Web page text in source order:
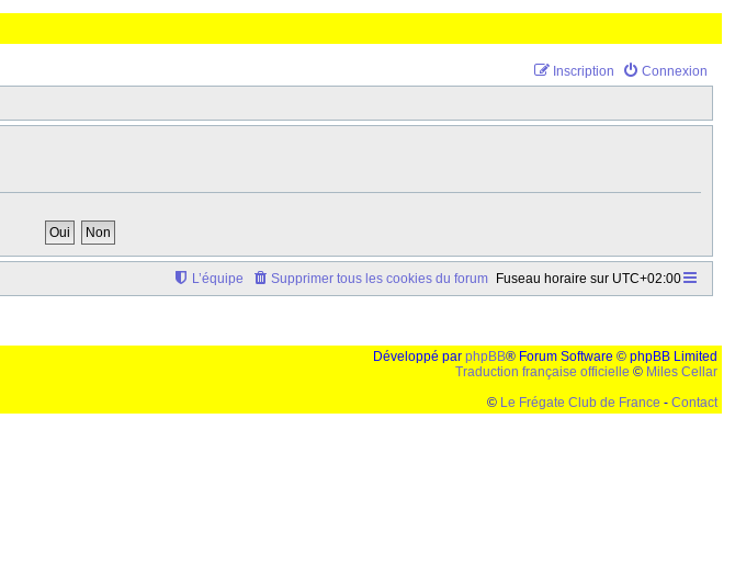
Connexion
Inscription
Fuseau horaire sur UTC+02:00
Supprimer tous les cookies du forum
L’équipe
Développé par phpBB® Forum Software © phpBB Limited
Traduction française officielle © Miles Cellar
© Le Frégate Club de France - Contact